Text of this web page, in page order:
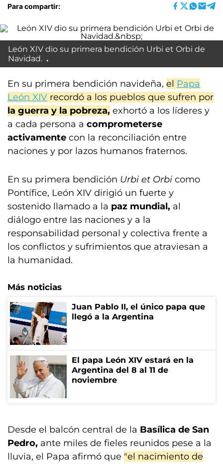
Para compartir:
León XIV dio su primera bendición Urbi et Orbi de
Navidad.
En su primera bendición navideña, el Papa
León XIV recordó a los pueblos que sufren por
la guerra y la pobreza, exhortó a los líderes y
a cada persona a comprometerse
activamente con la reconciliación entre
naciones y por lazos humanos fraternos.
En su primera bendición Urbi et Orbi como
Pontífice, León XIV dirigió un fuerte y
sostenido llamado a la paz mundial, al
diálogo entre las naciones y a la
responsabilidad personal y colectiva frente a
los conflictos y sufrimientos que atraviesan a
la humanidad.
Más noticias
Juan Pablo II, el único papa que
llegó a la Argentina
El papa León XIV estará en la
Argentina del 8 al 11 de
noviembre
Desde el balcón central de la Basílica de San
Pedro, ante miles de fieles reunidos pese a la
lluvia, el Papa afirmó que "el nacimiento de